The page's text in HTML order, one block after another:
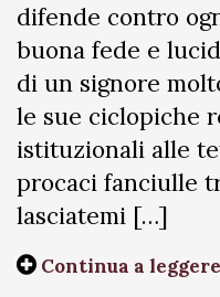
difende contro
buona fede e
di un signore
le sue ciclopiche
istituzionali alle
procaci fanciulle
lasciatemi […]
Continua a leggere